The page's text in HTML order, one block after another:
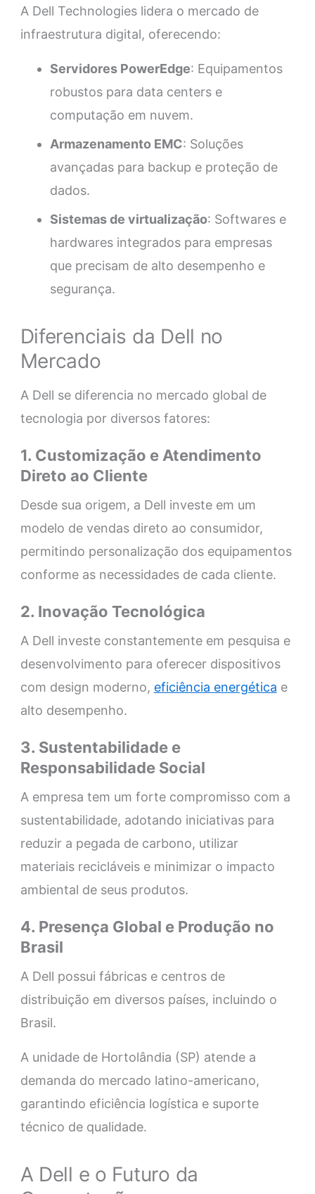
A Dell Technologies lidera o mercado de
infraestrutura digital, oferecendo:
Servidores PowerEdge: Equipamentos
robustos para data centers e
computação em nuvem.
Armazenamento EMC: Soluções
avançadas para backup e proteção de
dados.
Sistemas de virtualização: Softwares e
hardwares integrados para empresas
que precisam de alto desempenho e
segurança.
Diferenciais da Dell no
Mercado
A Dell se diferencia no mercado global de
tecnologia por diversos fatores:
1. Customização e Atendimento
Direto ao Cliente
Desde sua origem, a Dell investe em um
modelo de vendas direto ao consumidor,
permitindo personalização dos equipamentos
conforme as necessidades de cada cliente.
2. Inovação Tecnológica
A Dell investe constantemente em pesquisa e
desenvolvimento para oferecer dispositivos
com design moderno, eficiência energética e
alto desempenho.
3. Sustentabilidade e
Responsabilidade Social
A empresa tem um forte compromisso com a
sustentabilidade, adotando iniciativas para
reduzir a pegada de carbono, utilizar
materiais recicláveis e minimizar o impacto
ambiental de seus produtos.
4. Presença Global e Produção no
Brasil
A Dell possui fábricas e centros de
distribuição em diversos países, incluindo o
Brasil.
A unidade de Hortolândia (SP) atende a
demanda do mercado latino-americano,
garantindo eficiência logística e suporte
técnico de qualidade.
A Dell e o Futuro da